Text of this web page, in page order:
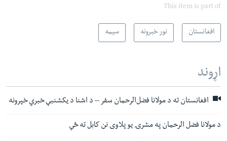
This item is part of
افغانستان نور خبرونه سیمه
اړوند
افغانستان ته د مولانا فضل‌الرحمان سفر – د اشنا د یکشنبې خبري خپرونه
د مولانا فضل الرحمان په مشرۍ یو پلاوی نن کابل ته ځي